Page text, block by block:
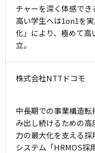
チャーを深く体感で
高い学生へは1on1を
化」により、極めて
立。
株式会社NTTドコモ
中長期での事業構造
み出し続けるための
力の最大化を支える
システム「HRMOS採